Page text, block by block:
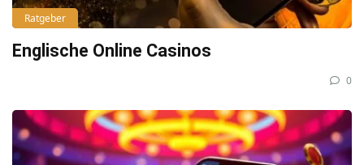
Ratgeber
Englische Online Casinos
0